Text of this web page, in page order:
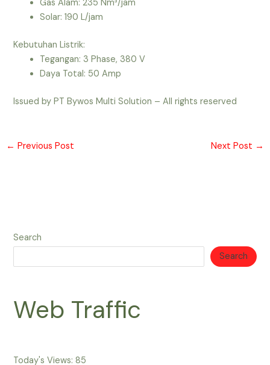
Gas Alam: 235 Nm³/jam
Solar: 190 L/jam
Kebutuhan Listrik:
Tegangan: 3 Phase, 380 V
Daya Total: 50 Amp
Issued by PT Bywos Multi Solution – All rights reserved
← Previous Post Next Post →
Search
Search
Web Traffic
Today's Views:85